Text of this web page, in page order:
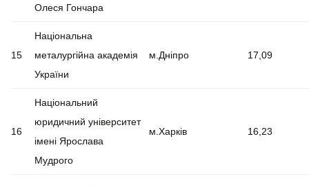
Олеся Гончара
15
Національна
металургійна академія
України
м.Дніпро 17,09
16
Національний
юридичний університет
імені Ярослава
Мудрого
м.Харків 16,23